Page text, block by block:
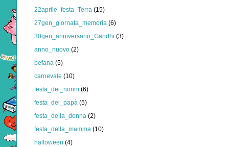
22aprile_festa_Terra (15)
27gen_giornata_memoria (6)
30gen_anniversario_Gandhi (3)
anno_nuovo (2)
befana (5)
carnevale (10)
festa_dei_nonni (6)
festa_del_papà (5)
festa_della_donna (2)
festa_della_mamma (10)
halloween (4)